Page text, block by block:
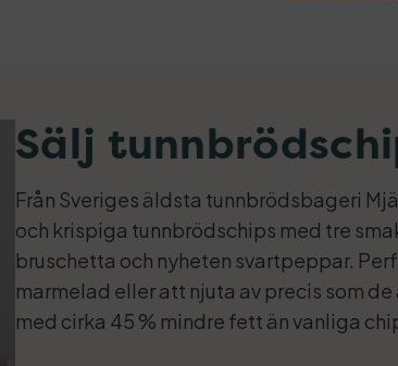
Sälj
Från Sveriges äldsta tunnbrödsbageri
och krispiga tunnbrödschips med tre
bruschetta och nyheten svartpeppar.
marmelad eller att njuta av precis som
med cirka 45 % mindre fett än vanliga